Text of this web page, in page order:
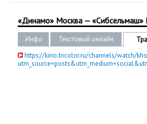
«Динамо» Москва — «Сибсельмаш»
Инфо Текстовый онлайн
https://kino.tricolor.ru/channels/watch/